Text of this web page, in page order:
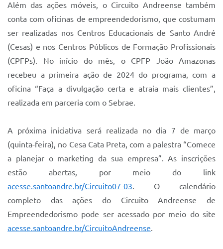
Além das ações móveis, o Circuito Andreense também
conta com oficinas de empreendedorismo, que costumam
ser realizadas nos Centros Educacionais de Santo André
(Cesas) e nos Centros Públicos de Formação Profissionais
(CPFPs). No início do mês, o CPFP João Amazonas
recebeu a primeira ação de 2024 do programa, com a
oficina “Faça a divulgação certa e atraia mais clientes”,
realizada em parceria com o Sebrae.
A próxima iniciativa será realizada no dia 7 de março
(quinta-feira), no Cesa Cata Preta, com a palestra “Comece
a planejar o marketing da sua empresa”. As inscrições
estão abertas, por meio do link
acesse.santoandre.br/Circuito07-03. O calendário
completo das ações do Circuito Andreense de
Empreendedorismo pode ser acessado por meio do site
acesse.santoandre.br/CircuitoAndreense.